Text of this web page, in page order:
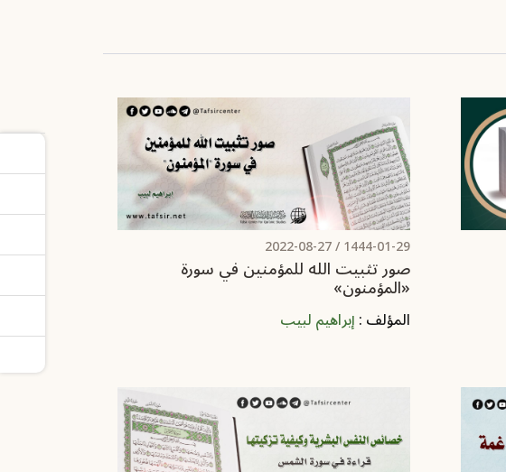
1444-01-29 /
2022-08-27
صور تثبيت الله للمؤمنين في سورة
«المؤمنون»
المؤلف :إبراهيم لبيب